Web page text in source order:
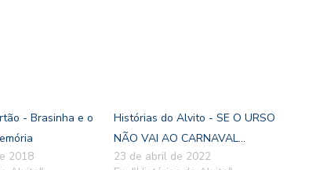
- Brasinha e o
2018
Histórias do Alvito - SE O URSO
NÃO VAI AO CARNAVAL...
23 de abril de 2022